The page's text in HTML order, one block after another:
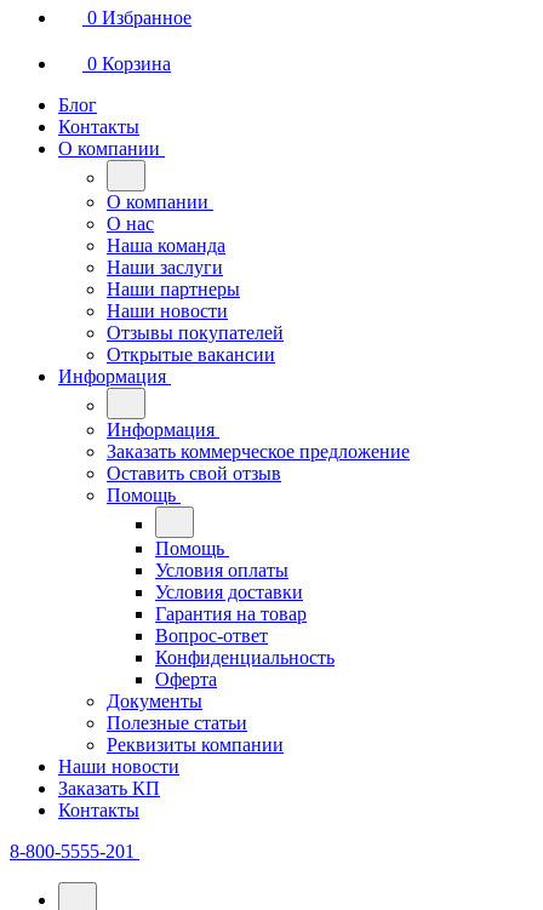
0 Избранное
0 Корзина
Блог
Контакты
О компании
О компании
О нас
Наша команда
Наши заслуги
Наши партнеры
Наши новости
Отзывы покупателей
Открытые вакансии
Информация
Информация
Заказать коммерческое предложение
Оставить свой отзыв
Помощь
Помощь
Условия оплаты
Условия доставки
Гарантия на товар
Вопрос-ответ
Конфиденциальность
Оферта
Документы
Полезные статьи
Реквизиты компании
Наши новости
Заказать КП
Контакты
8-800-5555-201